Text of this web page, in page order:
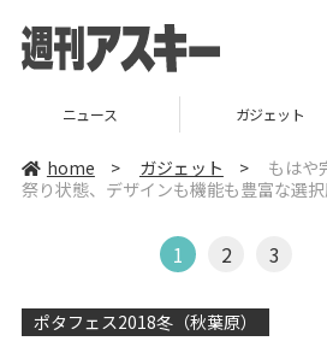
ニュース ガジェット
home > ガジェット >
もはや
祭り状態、デザインも機能も豊富な選
1 2 3
ポタフェス2018冬（秋葉原）